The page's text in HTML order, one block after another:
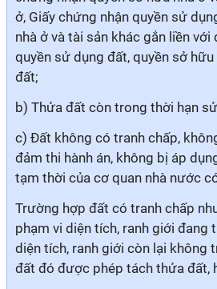
ở, Giấy chứng nhận quyền sử
nhà ở và tài sản khác gắn liền với
quyền sử dụng đất, quyền sở
đất;
b) Thửa đất còn trong thời hạn
c) Đất không có tranh chấp,
đảm thi hành án, không bị áp
tạm thời của cơ quan nhà nước
Trường hợp đất có tranh chấp
phạm vi diện tích, ranh giới đang
diện tích, ranh giới còn lại không
đất đó được phép tách thửa đất,